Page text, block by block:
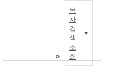
목
차
검
색
조
회